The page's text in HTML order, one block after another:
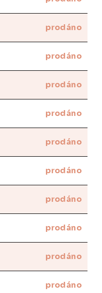
prodáno
prodáno
prodáno
prodáno
prodáno
prodáno
prodáno
prodáno
prodáno
prodáno